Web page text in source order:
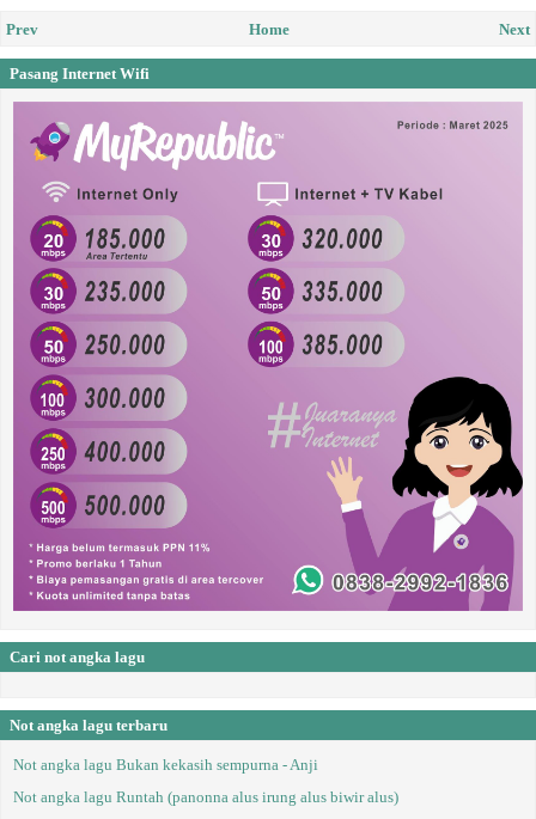
Next
Prev Home
Pasang Internet Wifi
Cari not angka lagu
Not angka lagu terbaru
Not angka lagu Bukan kekasih sempurna - Anji
Not angka lagu Runtah (panonna alus irung alus biwir alus)